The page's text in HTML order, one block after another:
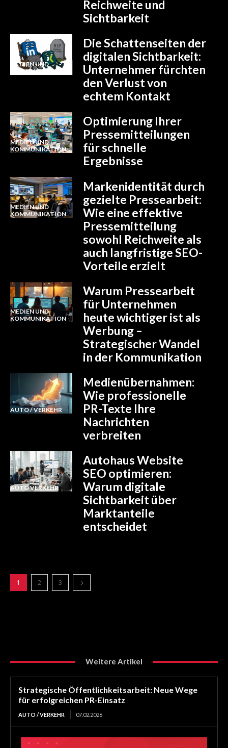
Reichweite und
Sichtbarkeit
MEDIEN UND
KOMMUNIKATION
Die Schattenseiten der
digitalen Sichtbarkeit:
Unternehmer fürchten
den Verlust von
echtem Kontakt
MEDIEN UND
KOMMUNIKATION
Optimierung Ihrer
Pressemitteilungen
für schnelle
Ergebnisse
MEDIEN UND
KOMMUNIKATION
Markenidentität durch
gezielte Pressearbeit:
Wie eine effektive
Pressemitteilung
sowohl Reichweite als
auch langfristige SEO-
Vorteile erzielt
MEDIEN UND
KOMMUNIKATION
Warum Pressearbeit
für Unternehmen
heute wichtiger ist als
Werbung –
Strategischer Wandel
in der Kommunikation
AUTO / VERKEHR
Medienübernahmen:
Wie professionelle
PR-Texte Ihre
Nachrichten
verbreiten
AUTO VERKEHR
Autohaus Website
SEO optimieren:
Warum digitale
Sichtbarkeit über
Marktanteile
entscheidet
1 2 3
Weitere Artikel
Strategische Öffentlichkeitsarbeit: Neue Wege
für erfolgreichen PR-Einsatz
AUTO / VERKEHR 07.02.2026